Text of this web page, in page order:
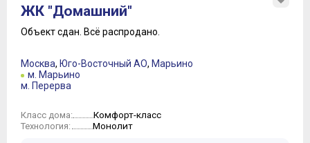
ЖК "Домашний"
Объект сдан. Всё распродано.
Москва, Юго-Восточный АО, Марьино
м. Марьино
м. Перерва
Класс дома: Комфорт-класс
Технология: Монолит